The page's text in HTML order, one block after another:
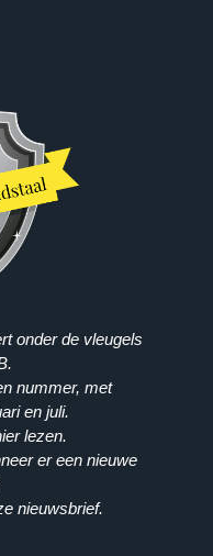
onder de vleugels
nummer, met
en juli.
lezen.
er een nieuwe
nieuwsbrief.